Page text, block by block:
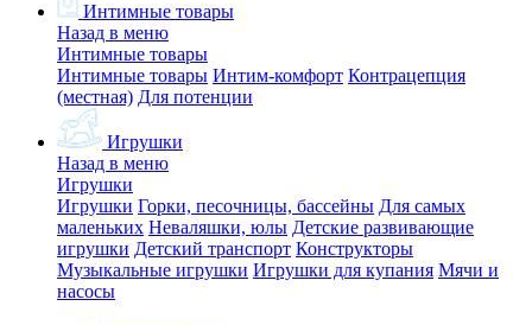
Интимные товары
Назад в меню
Интимные товары
Интимные товары Интим-комфорт Контрацепция
(местная) Для потенции
Игрушки
Назад в меню
Игрушки
Игрушки Горки, песочницы, бассейны Для самых
маленьких Неваляшки, юлы Детские развивающие
игрушки Детский транспорт Конструкторы
Музыкальные игрушки Игрушки для купания Мячи и
насосы